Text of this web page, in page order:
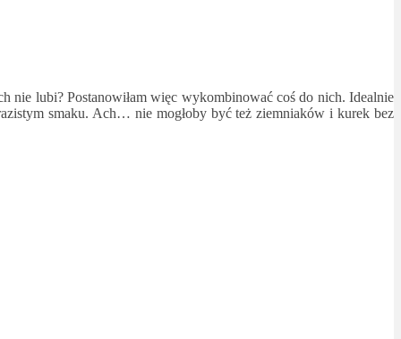
lubi? Postanowiłam więc wykombinować coś do nich. Idealnie
smaku. Ach… nie mogłoby być też ziemniaków i kurek bez